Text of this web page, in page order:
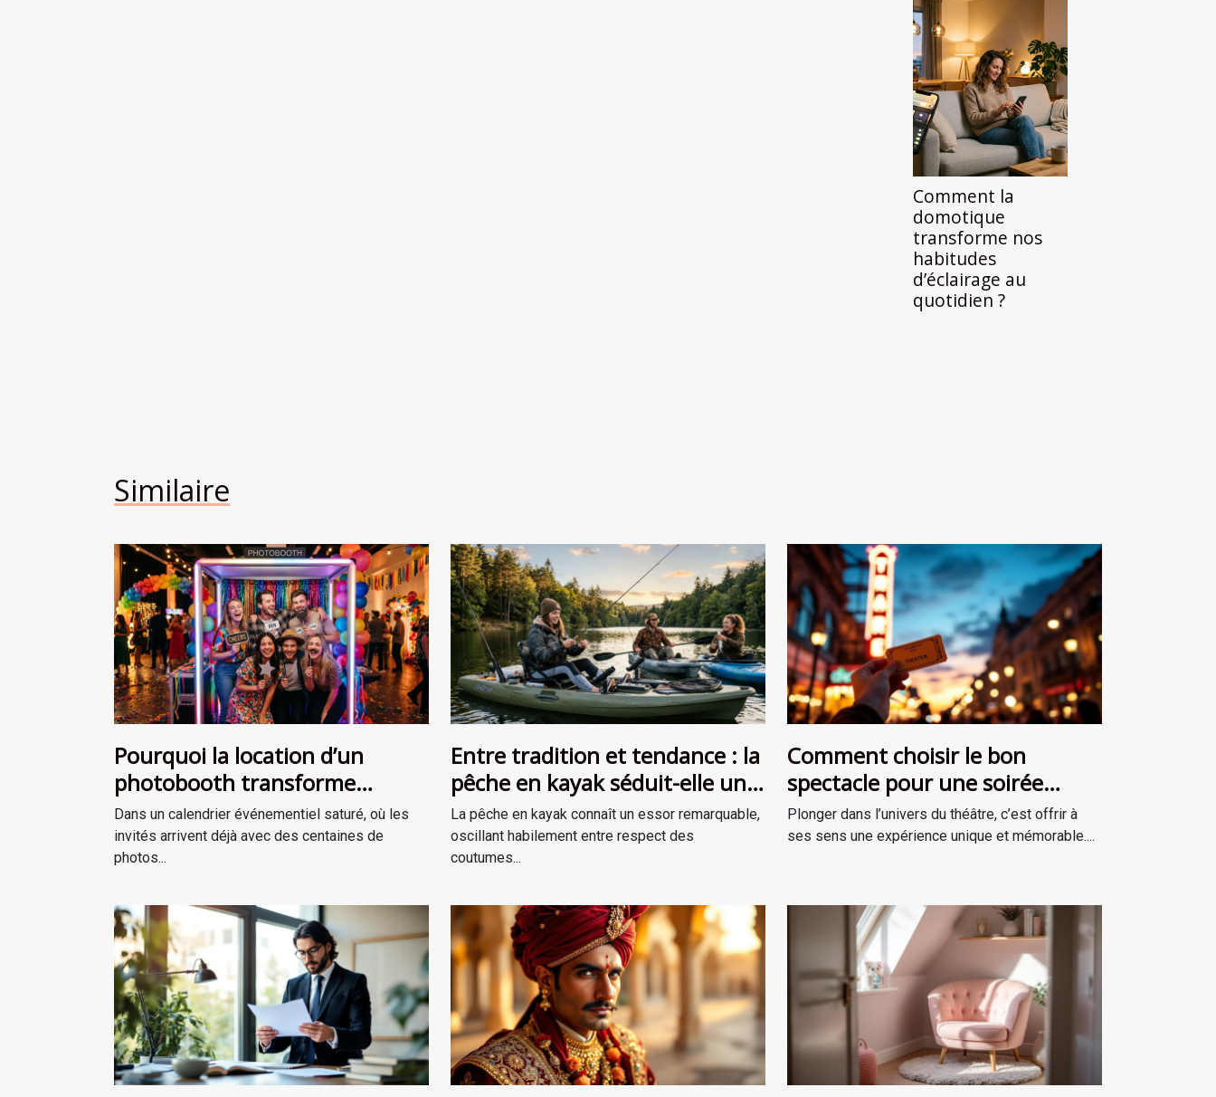
Comment la
domotique
transforme nos
habitudes
d’éclairage au
quotidien ?
Similaire
Pourquoi la location d’un
photobooth transforme
l’ambiance de votre événement
Dans un calendrier événementiel saturé, où les
invités arrivent déjà avec des centaines de
photos...
Entre tradition et tendance : la
pêche en kayak séduit-elle une
nouvelle génération ?
La pêche en kayak connaît un essor remarquable,
oscillant habilement entre respect des
coutumes...
Comment choisir le bon
spectacle pour une soirée
théâtrale inoubliable ?
Plonger dans l’univers du théâtre, c’est offrir à
ses sens une expérience unique et mémorable....